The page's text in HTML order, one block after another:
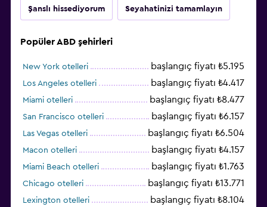
Şanslı hissediyorum Seyahatinizi tamamlayın
Popüler ABD şehirleri
New York otelleri başlangıç fiyatı ₺5.195
Los Angeles otelleri başlangıç fiyatı ₺4.417
Miami otelleri başlangıç fiyatı ₺8.477
San Francisco otelleri başlangıç fiyatı ₺6.157
Las Vegas otelleri başlangıç fiyatı ₺6.504
Macon otelleri başlangıç fiyatı ₺4.157
Miami Beach otelleri başlangıç fiyatı ₺1.763
Chicago otelleri başlangıç fiyatı ₺13.771
Lexington otelleri başlangıç fiyatı ₺8.104